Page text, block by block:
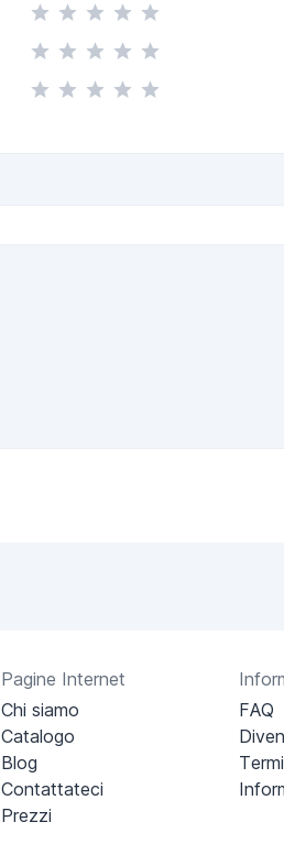
Pagine Internet
Chi siamo
Catalogo
Blog
Contattateci
Prezzi
FAQ